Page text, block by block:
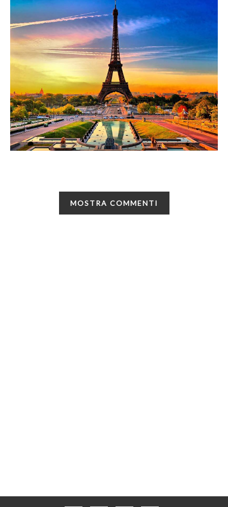
MOSTRA COMMENTI